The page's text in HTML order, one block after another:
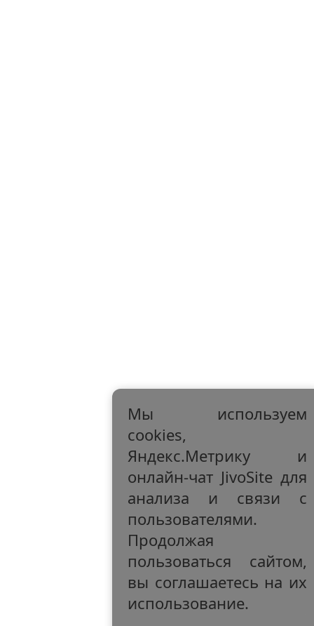
Мы используем
cookies,
Яндекс.Метрику и
онлайн-чат JivoSite для
анализа и связи с
пользователями.
Продолжая
пользоваться сайтом,
вы соглашаетесь на их
использование.